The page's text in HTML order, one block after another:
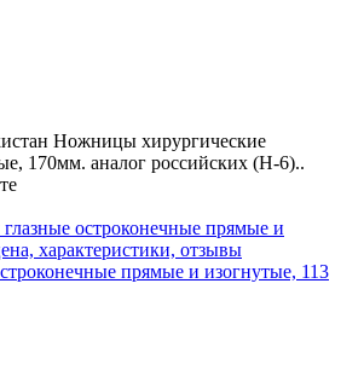
Ножницы хирургические
170мм. аналог российских (Н-6)..
прямые и изогнутые, 113